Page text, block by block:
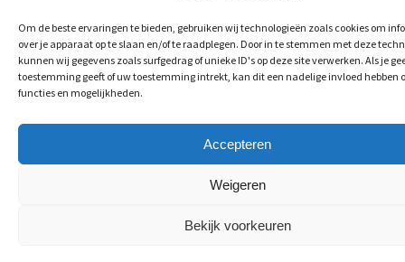
Om de beste ervaringen te bieden, gebruiken wij technologieën zoals cookies om
over je apparaat op te slaan en/of te raadplegen. Door in te stemmen met deze
kunnen wij gegevens zoals surfgedrag of unieke ID's op deze site verwerken. Als je
toestemming geeft of uw toestemming intrekt, kan dit een nadelige invloed hebben
functies en mogelijkheden.
Accepteren
Weigeren
Bekijk voorkeuren